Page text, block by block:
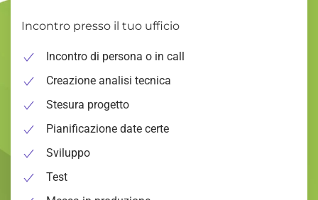
Incontro presso il tuo ufficio
Incontro di persona o in call
Creazione analisi tecnica
Stesura progetto
Pianificazione date certe
Sviluppo
Test